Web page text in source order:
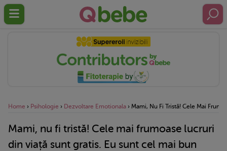
Home › Psihologie › Dezvoltare Emotionala › Mami, Nu Fi Tristă! Cele Mai
Mami, nu fi tristă! Cele mai frumoase lucruri
din viață sunt gratis. Eu sunt cel mai bun